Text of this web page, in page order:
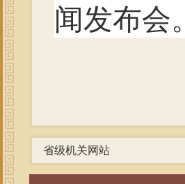
闻发布会。
省级机关网站